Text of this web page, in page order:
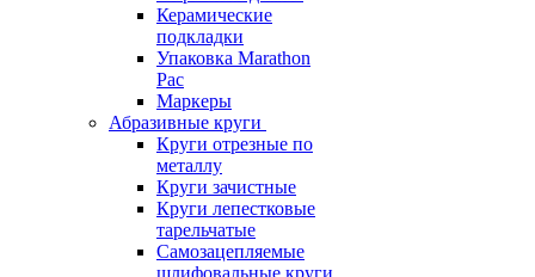
Керамические
подкладки
Упаковка Marathon
Pac
Маркеры
Абразивные круги
Круги отрезные по
металлу
Круги зачистные
Круги лепестковые
тарельчатые
Самозацепляемые
шлифовальные круги